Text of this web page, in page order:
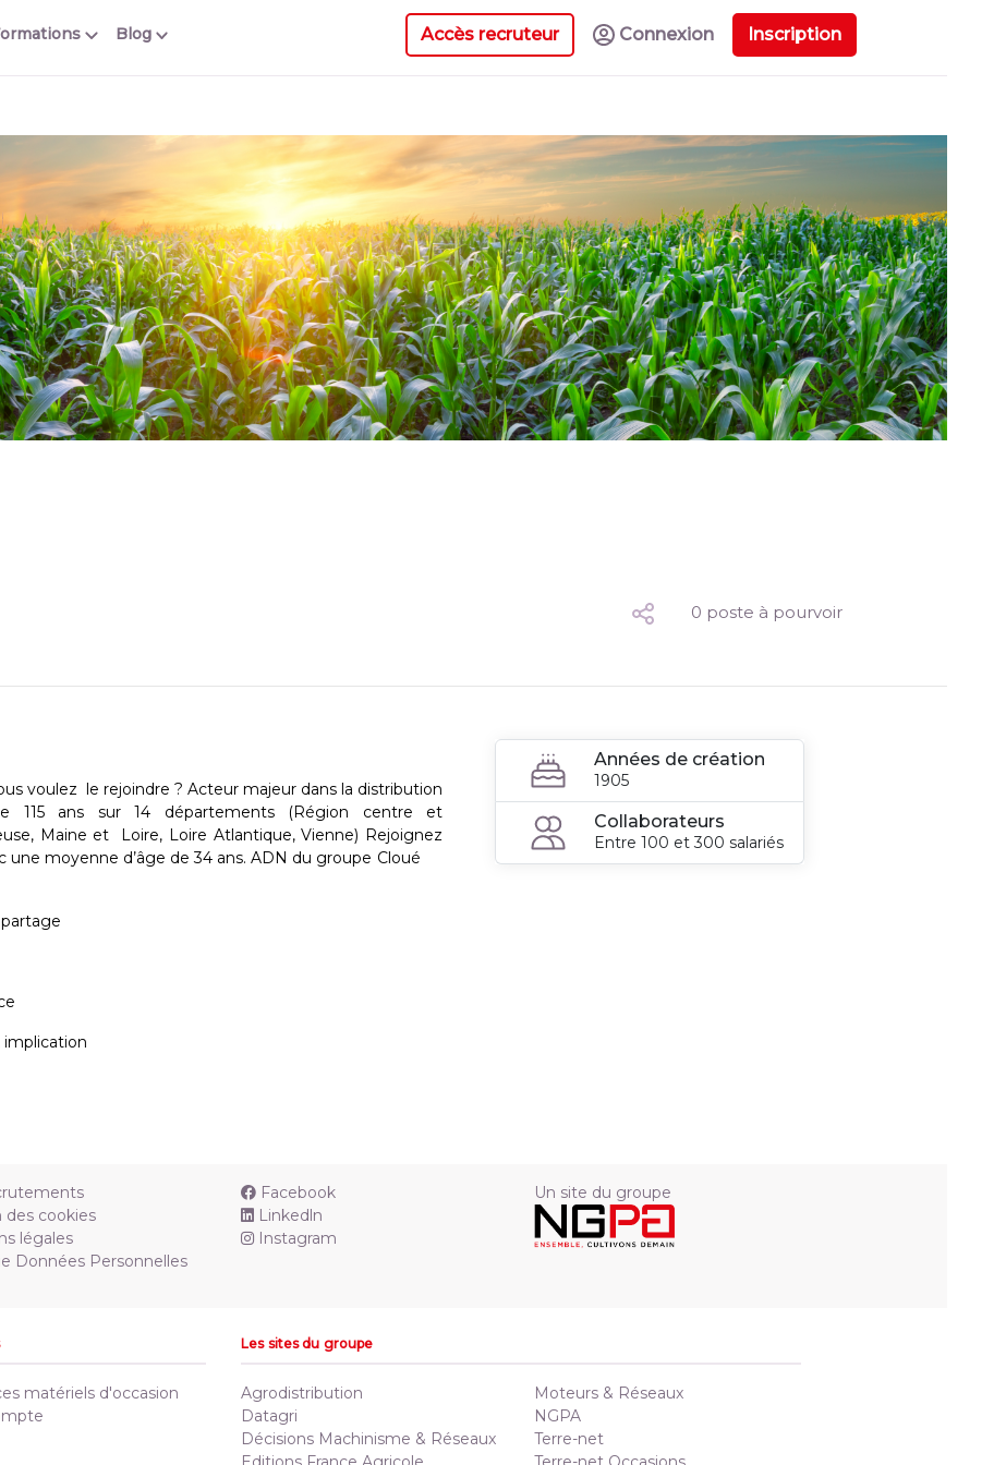
Blog Accès recruteur Connexion Inscription
0 poste à pourvoir
voulez le rejoindre ? Acteur majeur dans la distribution
115 ans sur 14 départements (Région centre et
Maine et Loire, Loire Atlantique, Vienne) Rejoignez
une moyenne d’âge de 34 ans. ADN du groupe Cloué
implication
Années de création
1905
Collaborateurs
Entre 100 et 300 salariés
des cookies
légales
Données Personnelles
Facebook
Linkedln
Instagram
Un site du groupe
matériels d'occasion
Les sites du groupe
Agrodistribution
Datagri
Décisions Machinisme & Réseaux
Moteurs & Réseaux
NGPA
Terre-net